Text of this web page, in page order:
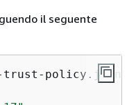
il seguente
trust-policy.json